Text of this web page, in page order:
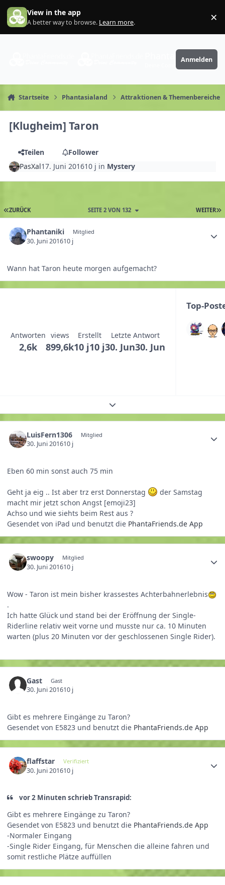
Zum Inhalt springen
View in the app
A better way to browse. Learn more. ×
PhantaFriends.de
Anmelden
Startseite Phantasialand Attraktionen & Themenbereiche
[Klugheim] Taron
Teilen
Follower
PasXal17. Juni 201610 j in Mystery
ZURÜCK WEITER
SEITE 2 VON 132
Phantaniki Mitglied
30. Juni 201610 j
Wann hat Taron heute morgen aufgemacht?
Antworten
2,6k
views
899,6k
Erstellt
10 j10 j
Letzte Antwort
30. Jun30. Jun
Top-
Themenübersicht erweitern
LuisFern1306 Mitglied
30. Juni 201610 j
Eben 60 min sonst auch 75 min
Geht ja eig .. Ist aber trz erst Donnerstag
der Samstag
macht mir jetzt schon Angst [emoji23]
Achso und wie siehts beim Rest aus ?
Gesendet von iPad und benutzt die PhantaFriends.de App
swoopy Mitglied
30. Juni 201610 j
Wow - Taron ist mein bisher krassestes Achterbahnerlebnis
.
Ich hatte Glück und stand bei der Eröffnung der Single-
Riderline relativ weit vorne und musste nur ca. 10 Minuten
warten (plus 20 Minuten vor der geschlossenen Single Rider).
Gast Gast
30. Juni 201610 j
Gibt es mehrere Eingänge zu Taron?
Gesendet von E5823 und benutzt die PhantaFriends.de App
flaffstar Verifiziert
30. Juni 201610 j
vor 2 Minuten schrieb Transrapid:
Gibt es mehrere Eingänge zu Taron?
Gesendet von E5823 und benutzt die PhantaFriends.de App
-Normaler Eingang
-Single Rider Eingang, für Menschen die alleine fahren und
somit restliche Plätze auffüllen